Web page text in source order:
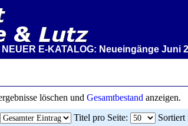
E-KATALOG: Neueingänge Juni
löschen und Gesamtbestand anzeigen.
Titel pro Seite: Sortiert